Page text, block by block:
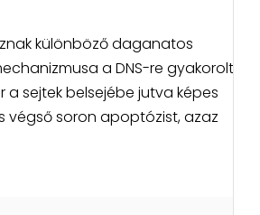
különböző daganatos
a DNS-re gyakorolt
sejtek belsejébe jutva képes
végső soron apoptózist, azaz